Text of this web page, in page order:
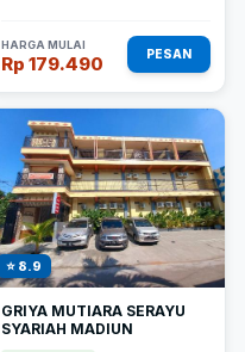
HARGA MULAI
Rp 179.490 PESAN
⭐ 8.9
GRIYA MUTIARA SERAYU
SYARIAH MADIUN